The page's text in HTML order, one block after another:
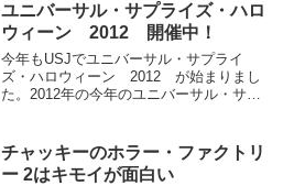
ユニバーサル・サプライズ・ハロ
ウィーン 2012 開催中！
今年もUSJでユニバーサル・サプライ
ズ・ハロウィーン 2012 が始まりまし
た。2012年の今年のユニバーサル・サプ
パワーアップして、面白そうです。去年
のハロウィー...
チャッキーのホラー・ファクトリ
ー 2はキモイが面白い